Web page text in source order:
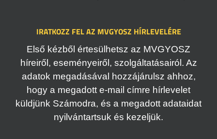
IRATKOZZ FEL AZ MVGYOSZ HÍRLEVELÉRE
Első kézből értesülhetsz az MVGYOSZ
híreiről, eseményeiről, szolgáltatásairól. Az
adatok megadásával hozzájárulsz ahhoz,
hogy a megadott e-mail címre hírlevelet
küldjünk Számodra, és a megadott adataidat
nyilvántartsuk és kezeljük.